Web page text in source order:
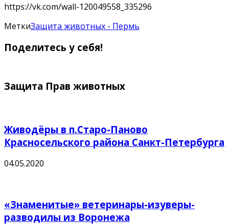
https://vk.com/wall-120049558_335296
МеткиЗащита животных - Пермь
Поделитесь у себя!
Защита Прав животных
Живодёры в п.Старо-Паново
Красносельского района Санкт-Петербурга
04.05.2020
«Знаменитые» ветеринары-изуверы-
разводилы из Воронежа